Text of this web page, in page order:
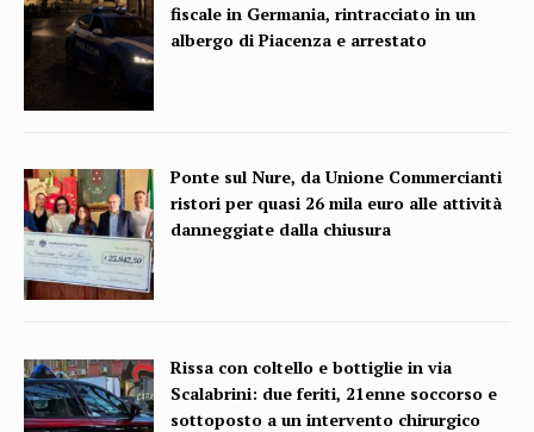
fiscale in Germania, rintracciato in un
albergo di Piacenza e arrestato
Ponte sul Nure, da Unione Commercianti
ristori per quasi 26 mila euro alle attività
danneggiate dalla chiusura
Rissa con coltello e bottiglie in via
Scalabrini: due feriti, 21enne soccorso e
sottoposto a un intervento chirurgico